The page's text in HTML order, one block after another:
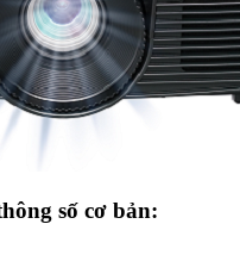
số cơ bản: